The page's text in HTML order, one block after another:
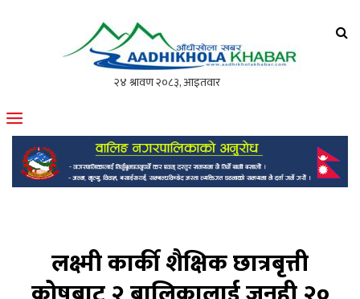
मोफसलकै लोकप्रिय अनलाइन पत्रिका
लक्ष्मी कार्की शैक्षिक छात्रबृत्ती